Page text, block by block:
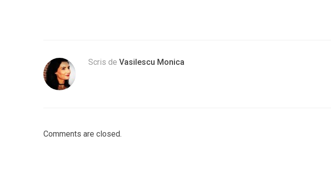
Scris de Vasilescu Monica
Comments are closed.